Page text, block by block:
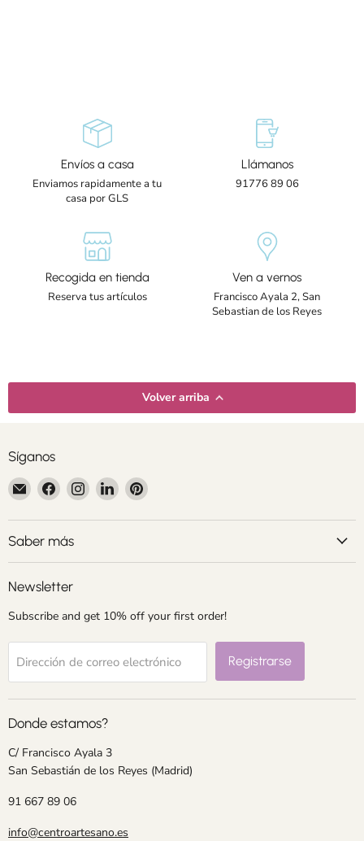
Envíos a casa
Enviamos rapidamente a tu
casa por GLS
Llámanos
91776 89 06
Recogida en tienda
Reserva tus artículos
Ven a vernos
Francisco Ayala 2, San
Sebastian de los Reyes
Volver arriba
Síganos
Encuéntrenos
en
Correo
electrónico
Encuéntrenos
en
Facebook
Encuéntrenos
en
Instagram
Encuéntrenos
en
LinkedIn
Encuéntrenos
Pinterest
Saber más
Newsletter
Subscribe and get 10% off your first order!
Dirección de correo electrónico Registrarse
Donde estamos?
C/ Francisco Ayala 3
San Sebastián de los Reyes (Madrid)
91 667 89 06
info@centroartesano.es